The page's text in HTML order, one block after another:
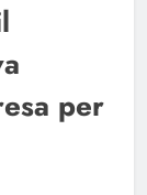
per